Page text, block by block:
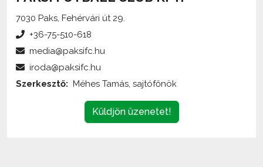
Küldjön üzenetet!